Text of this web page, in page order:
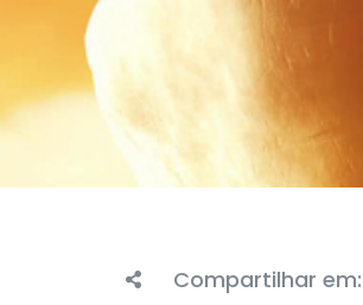
Compartilhar em: